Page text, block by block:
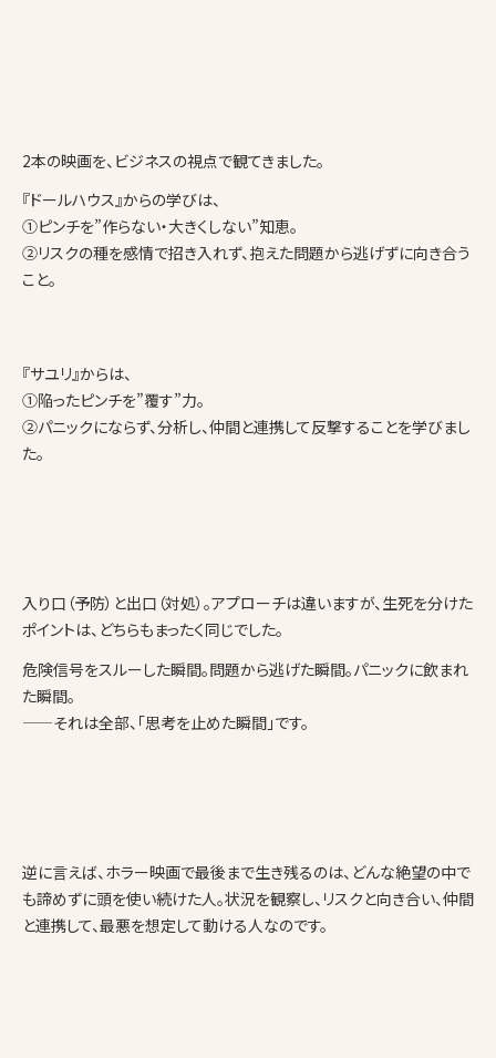
2本の映画を、ビジネスの視点で観てきました。
『ドールハウス』からの学びは、
①ピンチを”作らない・大きくしない”知恵。
②リスクの種を感情で招き入れず、抱えた問題から逃げずに向き合う
こと。
『サユリ』からは、
①陥ったピンチを”覆す”力。
②パニックにならず、分析し、仲間と連携して反撃することを学びまし
た。
入り口（予防）と出口（対処）。アプローチは違いますが、生死を分けた
ポイントは、どちらもまったく同じでした。
危険信号をスルーした瞬間。問題から逃げた瞬間。パニックに飲まれ
た瞬間。
——それは全部、「思考を止めた瞬間」です。
逆に言えば、ホラー映画で最後まで生き残るのは、どんな絶望の中で
も諦めずに頭を使い続けた人。状況を観察し、リスクと向き合い、仲間
と連携して、最悪を想定して動ける人なのです。